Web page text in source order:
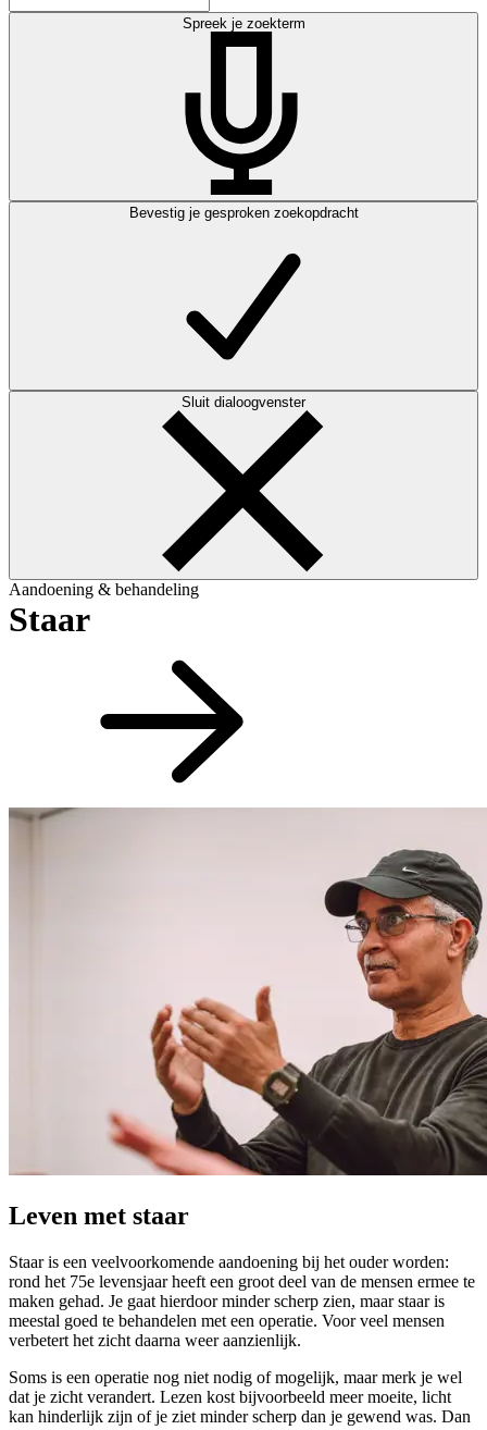
Spreek je zoekterm
Bevestig je gesproken zoekopdracht
Sluit dialoogvenster
Aandoening & behandeling
Staar
Leven met staar
Staar is een veelvoorkomende aandoening bij het ouder worden:
rond het 75e levensjaar heeft een groot deel van de mensen ermee te
maken gehad. Je gaat hierdoor minder scherp zien, maar staar is
meestal goed te behandelen met een operatie. Voor veel mensen
verbetert het zicht daarna weer aanzienlijk.
Soms is een operatie nog niet nodig of mogelijk, maar merk je wel
dat je zicht verandert. Lezen kost bijvoorbeeld meer moeite, licht
kan hinderlijk zijn of je ziet minder scherp dan je gewend was. Dan